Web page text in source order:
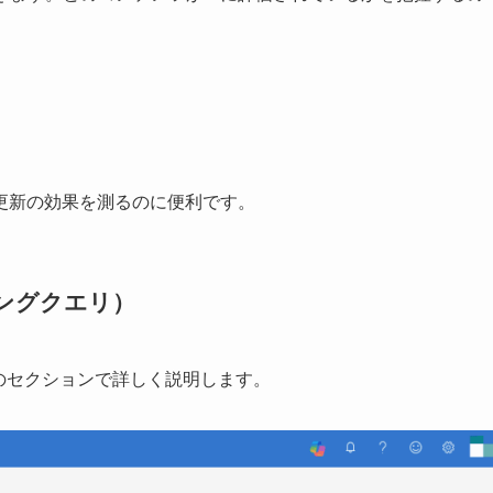
の効果を測るのに便利です。
クエリ）
クションで詳しく説明します。